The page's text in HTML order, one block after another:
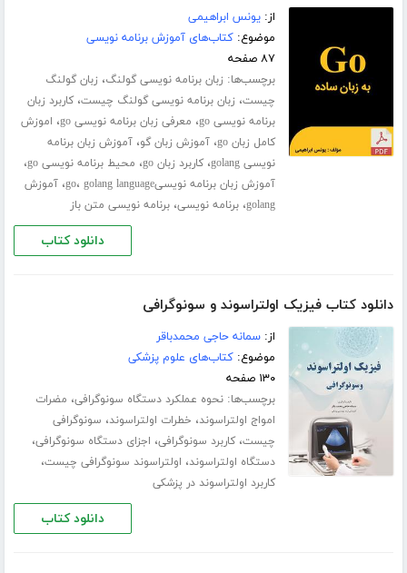
از:یونس ابراهیمی
موضوع:کتاب‌های آموزش برنامه نویسی
۸۷ صفحه
برچسب‌ها: زبان برنامه نویسی گولنگ، زبان گولنگ
چیست، زبان برنامه نویسی گولنگ چیست،کاربرد زبان
برنامه نویسی go
، معرفی زبان برنامه نویسی go ، اموزش
کامل زبان go
،آموزش زبان گو،آموزش زبان برنامه
نویسی golang
،کاربرد زبان go ، محیط برنامه نویسی go ،
آموزش زبان برنامه نویسیgo ، golang language ،آموزش
golang،برنامه نویسی،برنامه نویسی متن باز
دانلود کتاب
دانلود کتاب فیزیک اولتراسوند و سونوگرافی
از:سمانه حاجی محمدباقر
موضوع:کتاب‌های علوم پزشکی
۱۳۰ صفحه
برچسب‌ها:نحوه عملکرد دستگاه سونوگرافی، مضرات
امواج اولتراسوند، خطرات اولتراسوند، سونوگرافی
چیست،کاربرد سونوگرافی، اجزای دستگاه سونوگرافی،
دستگاه اولتراسوند، اولتراسوند سونوگرافی چیست،
کاربرد اولتراسوند در پزشکی
دانلود کتاب